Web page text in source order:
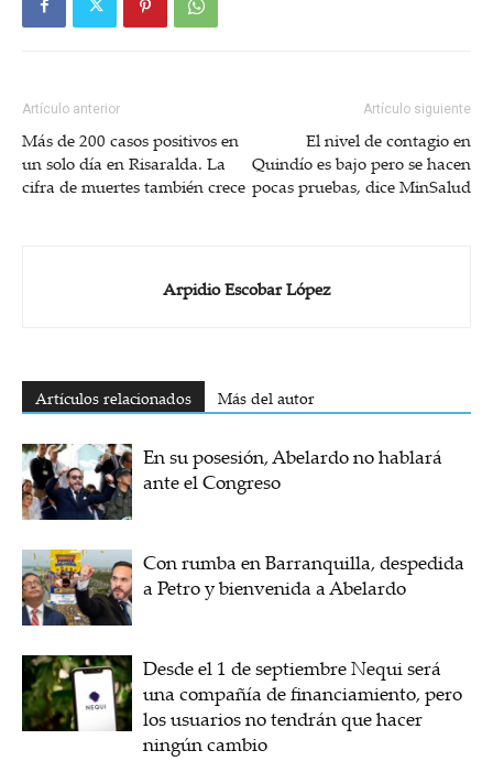
Artículo anterior
Más de 200 casos positivos en
un solo día en Risaralda. La
cifra de muertes también crece
Artículo siguiente
El nivel de contagio en
Quindío es bajo pero se hacen
pocas pruebas, dice MinSalud
Arpidio Escobar López
Artículos relacionados Más del autor
En su posesión, Abelardo no hablará
ante el Congreso
Con rumba en Barranquilla, despedida
a Petro y bienvenida a Abelardo
Desde el 1 de septiembre Nequi será
una compañía de financiamiento, pero
los usuarios no tendrán que hacer
ningún cambio